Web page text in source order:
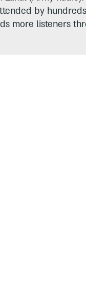
by
more listeners